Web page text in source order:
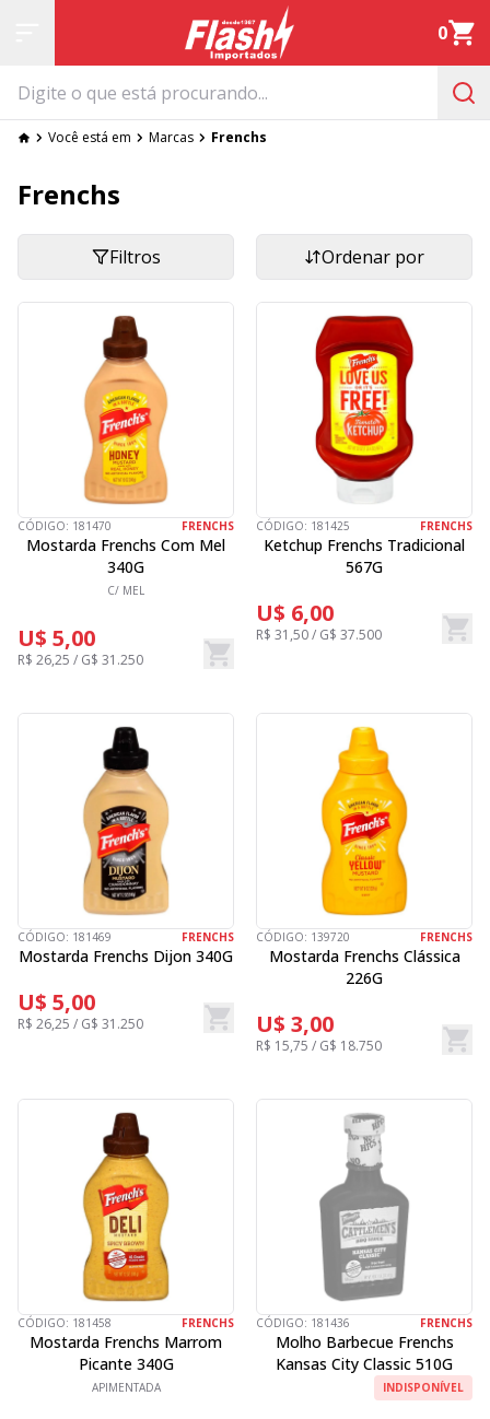
0
Você está em Marcas Frenchs
Frenchs
Filtros Ordenar por
CÓDIGO: 181470 FRENCHS
Mostarda Frenchs Com Mel
340G
C/ MEL
U$ 5,00
R$ 26,25 / G$ 31.250
CÓDIGO: 181425 FRENCHS
Ketchup Frenchs Tradicional
567G
U$ 6,00
R$ 31,50 / G$ 37.500
CÓDIGO: 181469 FRENCHS
Mostarda Frenchs Dijon 340G
U$ 5,00
R$ 26,25 / G$ 31.250
CÓDIGO: 139720 FRENCHS
Mostarda Frenchs Clássica
226G
U$ 3,00
R$ 15,75 / G$ 18.750
CÓDIGO: 181458 FRENCHS
Mostarda Frenchs Marrom
Picante 340G
APIMENTADA
CÓDIGO: 181436 FRENCHS
Molho Barbecue Frenchs
Kansas City Classic 510G
INDISPONÍVEL